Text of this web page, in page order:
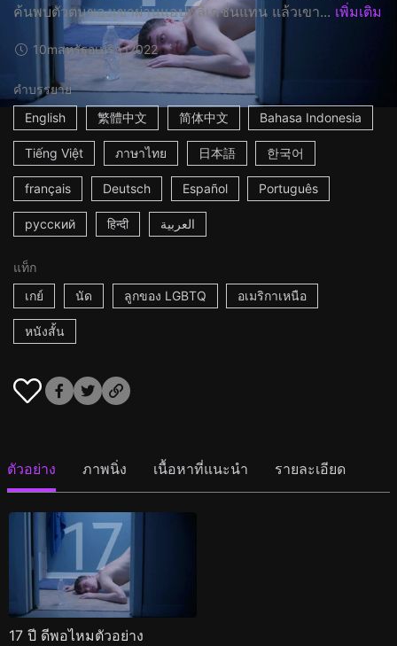
ค้นพบตัวตนของเขาผ่านแอปพลิเคชั่นแทน แล้วเขา... เพิ่มเติม
10mสหรัฐอเมริกา2022
คำบรรยาย
English
繁體中文 简体中文 Bahasa Indonesia
Tiếng Việt ภาษาไทย 日本語 한국어
français Deutsch Español Português
русский हिन्दी العربية
แท็ก
เกย์
นัด ลูกของ LGBTQ อเมริกาเหนือ
หนังสั้น
ตัวอย่าง ภาพนิ่ง เนื้อหาที่แนะนำ รายละเอียด
17 ปี ดีพอไหมตัวอย่าง